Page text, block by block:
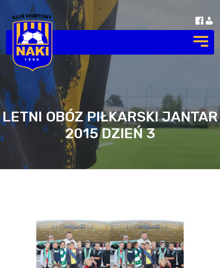
LETNI OBÓZ PIŁKARSKI JANTAR
2015 DZIEŃ 3